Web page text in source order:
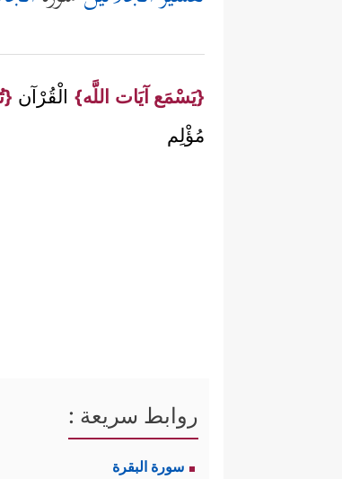
{يَسْمَع آيَات اللَّه} الْقُرْآن
مُؤْلِم
روابط سريعة :
سورة البقرة